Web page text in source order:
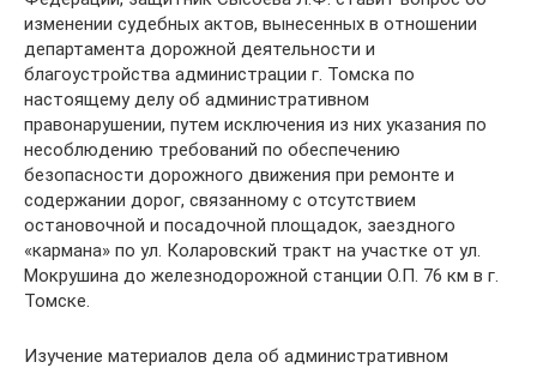
изменении судебных актов, вынесенных в отношении
департамента дорожной деятельности и
благоустройства администрации г. Томска по
настоящему делу об административном
правонарушении, путем исключения из них указания по
несоблюдению требований по обеспечению
безопасности дорожного движения при ремонте и
содержании дорог, связанному с отсутствием
остановочной и посадочной площадок, заездного
«кармана» по ул. Коларовский тракт на участке от ул.
Мокрушина до железнодорожной станции О.П. 76 км в г.
Томске.
Изучение материалов дела об административном